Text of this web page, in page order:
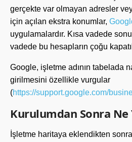
gerçekte var olmayan adresler
için açılan ekstra konumlar,
uygulamalardır. Kısa vadede
vadede bu hesapların çoğu
Google, işletme adının tabelada
girilmesini özellikle vurgular
(https://support.google.com/
Kurulumdan Sonra Ne
İşletme haritaya eklendikten